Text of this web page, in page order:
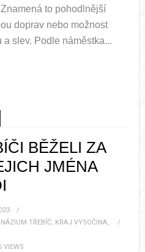
to pohodlnější
doprav nebo možnost
slev. Podle náměstka...
BĚŽELI ZA
JMÉNA
TŘEBÍČ, KRAJ VYSOČINA,
VIEWS